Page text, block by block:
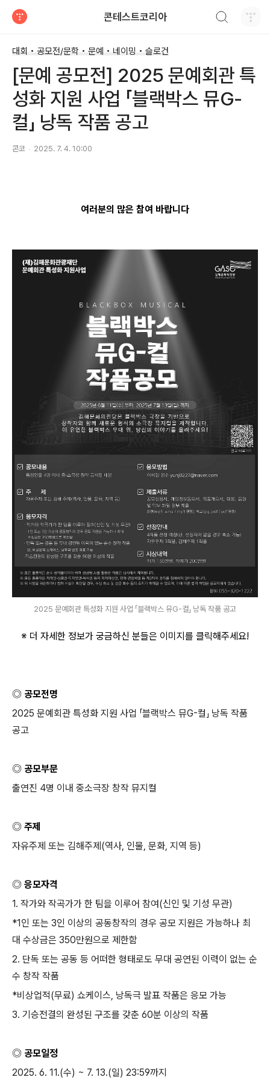
콘테스트코리아
대회 • 공모전/문학 • 문예 • 네이밍 • 슬로건
[문예 공모전] 2025 문예회관 특
성화 지원 사업 「블랙박스 뮤G-
컬」 낭독 작품 공고
콘코 2025. 7. 4. 10:00
여러분의 많은 참여 바랍니다
2025 문예회관 특성화 지원 사업 「블랙박스 뮤G-컬」 낭독 작품 공고
※ 더 자세한 정보가 궁금하신 분들은 이미지를 클릭해주세요!
◎ 공모전명
2025 문예회관 특성화 지원 사업 「블랙박스 뮤G-컬」 낭독 작품
공고
◎ 공모부문
출연진 4명 이내 중소극장 창작 뮤지컬
◎ 주제
자유주제 또는 김해주제 (역사, 인물, 문화, 지역 등)
◎ 응모자격
1. 작가와 작곡가가 한 팀을 이루어 참여(신인 및 기성 무관)
*1인 또는 3인 이상의 공동창작의 경우 공모 지원은 가능하나 최
대 수상금은 350만원으로 제한함
2. 단독 또는 공동 등 어떠한 형태로도 무대 공연된 이력이 없는 순
수 창작 작품
*비상업적(무료) 쇼케이스, 낭독극 발표 작품은 응모 가능
3. 기승전결의 완성된 구조를 갖춘 60분 이상의 작품
◎ 공모일정
2025. 6. 11.(수) ~ 7. 13.(일) 23:59까지